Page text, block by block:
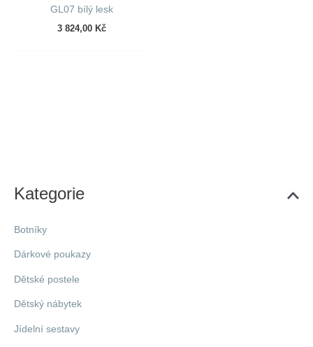
Kategorie
Botníky
Dárkové poukazy
Dětské postele
Dětský nábytek
Jídelní sestavy
GL07 bílý lesk
3 824,00 Kč